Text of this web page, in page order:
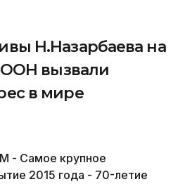
Н.Назарбаева на
ООН вызвали
в мире
Самое крупное
2015 года - 70-летие